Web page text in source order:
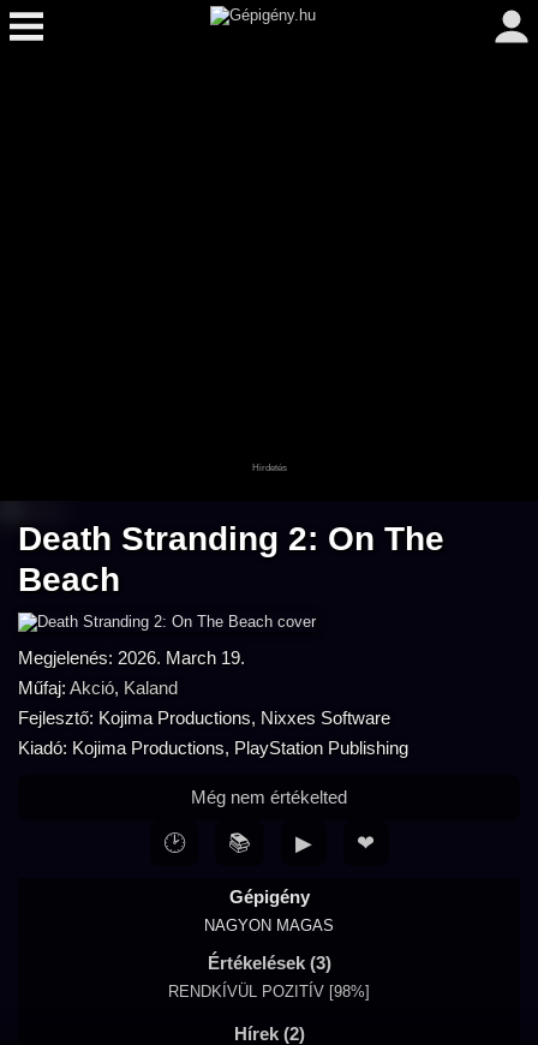
Death Stranding 2: On The
Beach
Megjelenés: 2026. March 19.
Műfaj: Akció, Kaland
Fejlesztő: Kojima Productions, Nixxes Software
Kiadó: Kojima Productions, PlayStation Publishing
Gépigény
NAGYON MAGAS
Értékelések (3)
RENDKÍVÜL POZITÍV [98%]
Hírek (2)
Még nem értékelted
🕑 📚 ▶ ❤